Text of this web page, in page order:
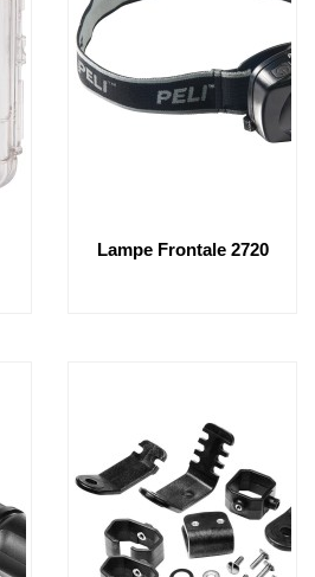
Lampe Frontale 2720